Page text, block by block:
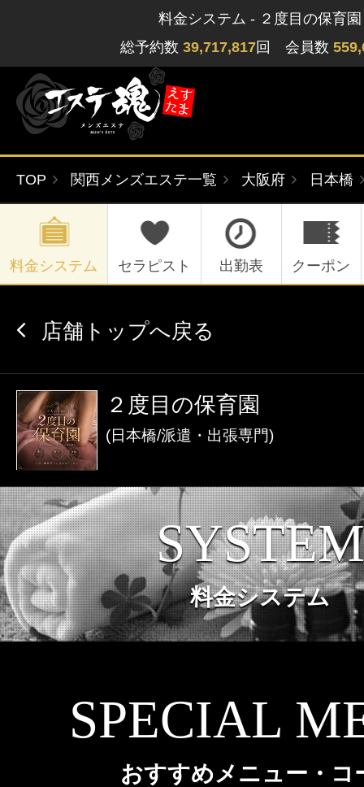
料金システム - ２度目の保育園
総予約数 39,717,817回 会員数
閲覧履歴
ゲストさん
関西版
北海道・東北版 九州・沖縄版
無料会員登録
ログイン
夏の特集イベント開催中！
激アツなお店を多数掲載！
メンズエステ店
お店を探す
お店検索ページへ
セラピスト
セラピストを探す
セラピスト検索ページ
本日出勤のセラピスト
クーポン
TOP 関西メンズエステ一覧 大阪府 日本橋
料金システム セラピスト 出勤表 クーポン
店舗トップへ戻る
２度目の保育園
(日本橋/派遣・出張専門)
SYSTEM
料金システム
SPECIAL
おすすめメニュー・コ